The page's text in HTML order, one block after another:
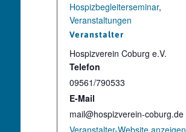
Hospizbegleiterseminar,
Veranstaltungen
Veranstalter
Hospizverein Coburg e.V.
Telefon
09561/790533
E-Mail
mail@hospizverein-coburg.de